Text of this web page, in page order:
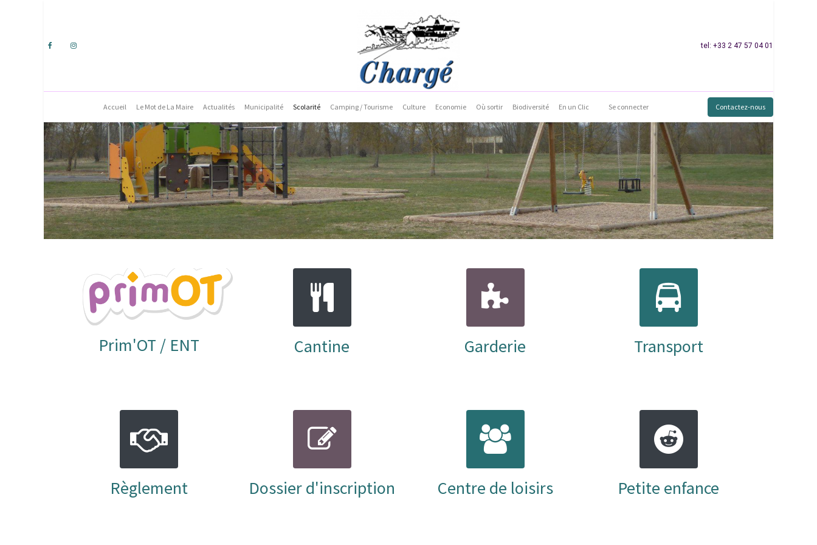
tel: +33 2 47 57 04 01
Accueil Le Mot de La Maire Actualités Municipalité Scolarité Camping / Tourisme Culture Economie Où sortir Biodiversité En un Clic Se connecter Contactez-nous
Prim'OT / ENT Cantine Garderie Transport
Règlement Dossier d'inscription Centre de loisirs Petite enfance